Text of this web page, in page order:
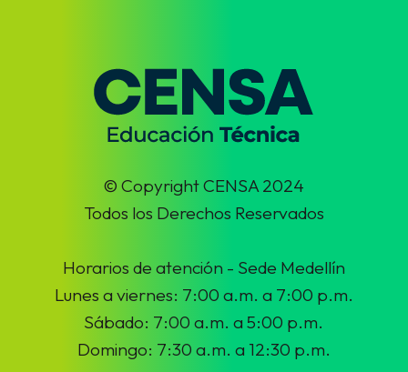
© Copyright CENSA 2024
Todos los Derechos Reservados
Horarios de atención - Sede Medellín
Lunes a viernes: 7:00 a.m. a 7:00 p.m.
Sábado: 7:00 a.m. a 5:00 p.m.
Domingo: 7:30 a.m. a 12:30 p.m.